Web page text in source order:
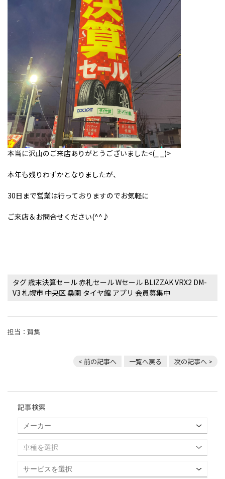
本当に沢山のご来店ありがとうございました<(_ _)>
本年も残りわずかとなりましたが、
30日まで営業は行っておりますのでお気軽に
ご来店＆お問合せください(^^♪
タグ 歳末決算セール 赤札セール Wセール BLIZZAK VRX2 DM-
V3 札幌市 中央区 桑園 タイヤ館 アプリ 会員募集中
担当：賀集
< 前の記事へ 一覧へ戻る 次の記事へ >
記事検索